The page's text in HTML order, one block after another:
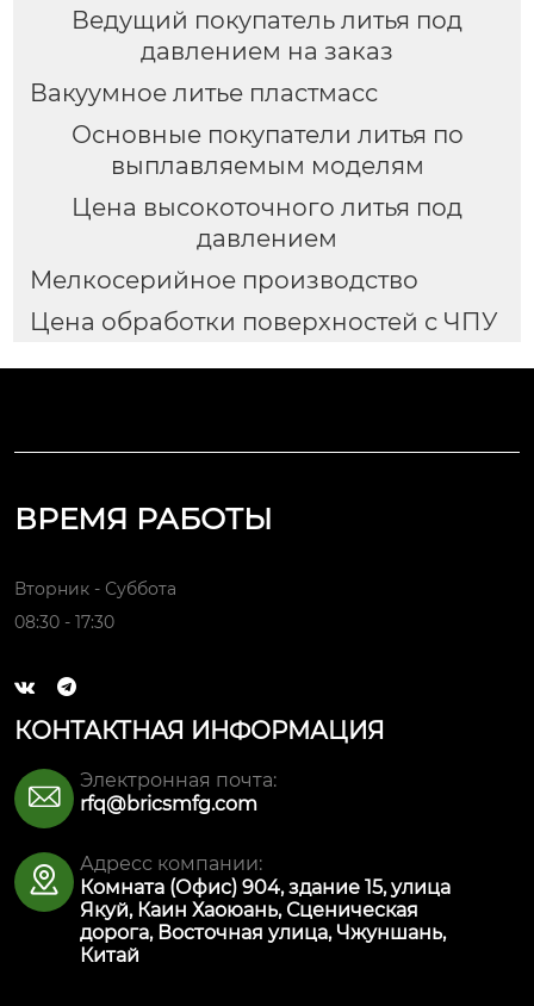
Ведущий покупатель литья под
давлением на заказ
Вакуумное литье пластмасс
Основные покупатели литья по
выплавляемым моделям
Цена высокоточного литья под
давлением
Мелкосерийное производство
Цена обработки поверхностей с ЧПУ
ВРЕМЯ РАБОТЫ
Вторник - Суббота
08:30 - 17:30
 
КОНТАКТНАЯ ИНФОРМАЦИЯ

Электронная почта:
rfq@bricsmfg.com

Адресс компании:
Комната (Офис) 904, здание 15, улица
Якуй, Каин Хаоюань, Сценическая
дорога, Восточная улица, Чжуншань,
Китай